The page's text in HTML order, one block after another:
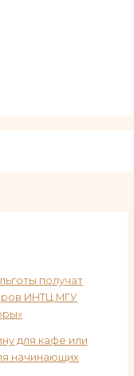
получат
ИНТЦ МГУ
для кафе или
начинающих